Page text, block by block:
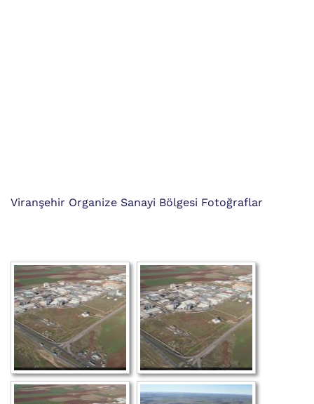
Viranşehir Organize Sanayi Bölgesi Fotoğraflar